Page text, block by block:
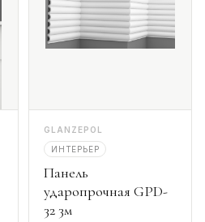
GLANZEPOL
ИНТЕРЬЕР
Панель
ударопрочная GPD-
32 3м